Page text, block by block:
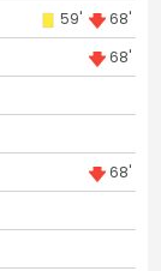
59' 68'
68'
68'